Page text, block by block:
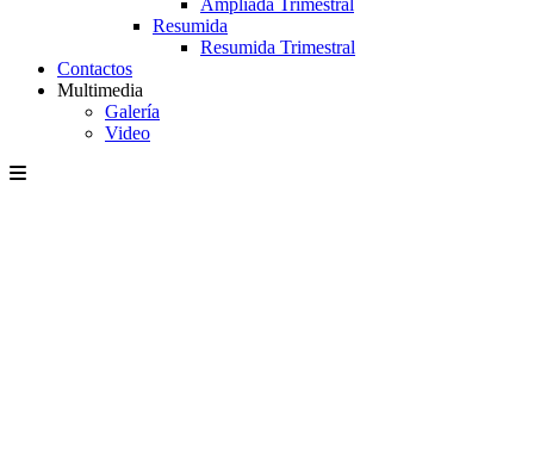
Ampliada Trimestral
Resumida
Resumida Trimestral
Contactos
Multimedia
Galería
Video